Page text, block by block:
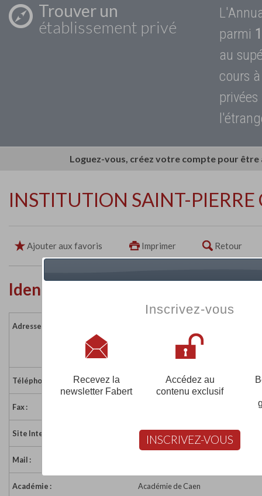
Trouver un
établissement privé
parmi
au
cours
Loguez-vous, créez votre compte pour
INSTITUTION SAINT-PIERRE
Ajouter aux favoris Imprimer Retour
Identité de l'établissement
Adresse :
14067 CAEN CEDEX
Téléphone : 02 31 86 23 72
Fax :
Site Internet : https://www.institutionsaintpierre.fr/
Mail :
Académie :
Académie de Caen
Inscrivez-vous
Recevez la
newsletter Fabert
Accédez au
contenu exclusif
INSCRIVEZ-VOUS